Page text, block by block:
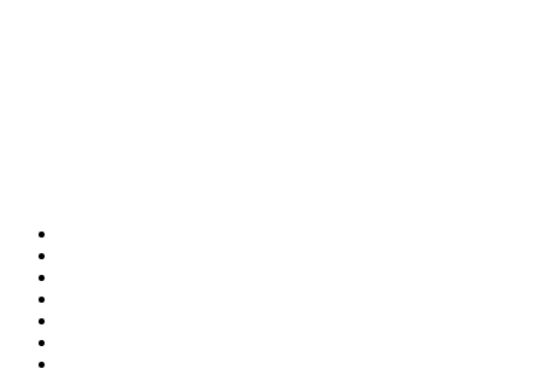
ERSTES
SEEBAD
Sommerfrische
seit
1793.